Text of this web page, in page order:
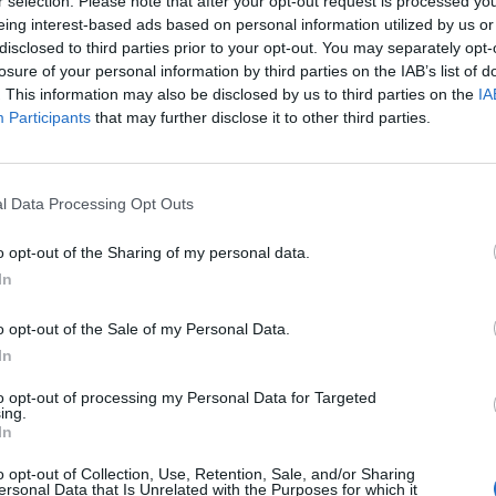
interest-based ads based on personal information utilized by us
to third parties prior to your opt-out. You may separately
of your personal information by third parties on the IAB’s list of
This information may also be disclosed by us to third parties on the
Participants that may further disclose it to other third parties.
Data Processing Opt Outs
opt-out of the Sharing of my personal data.
opt-out of the Sale of my Personal Data.
opt-out of processing my Personal Data for Targeted
opt-out of Collection, Use, Retention, Sale, and/or Sharing
Data that Is Unrelated with the Purposes for which it
que no assistiran al MWC s'assembla molt al
prèvies a la celebració del congrés, que
a Europa. Llavors, la GSMA va decidir
Enguany, el congrés del mòbil ja s'ha ajornat
a finals de febrer- per assegurar que es
confiant en la vacunació de la població.
una assistència d'entre 45.000 i 50.000
la porta oberta a fer canvis en l'organització en
després de la baixa d'Ericsson, el
de Barcelona, Jaume Collboni
feia perillar el MWC. Ara, ja són cinc grans
hi.
ACTIVAR ARA